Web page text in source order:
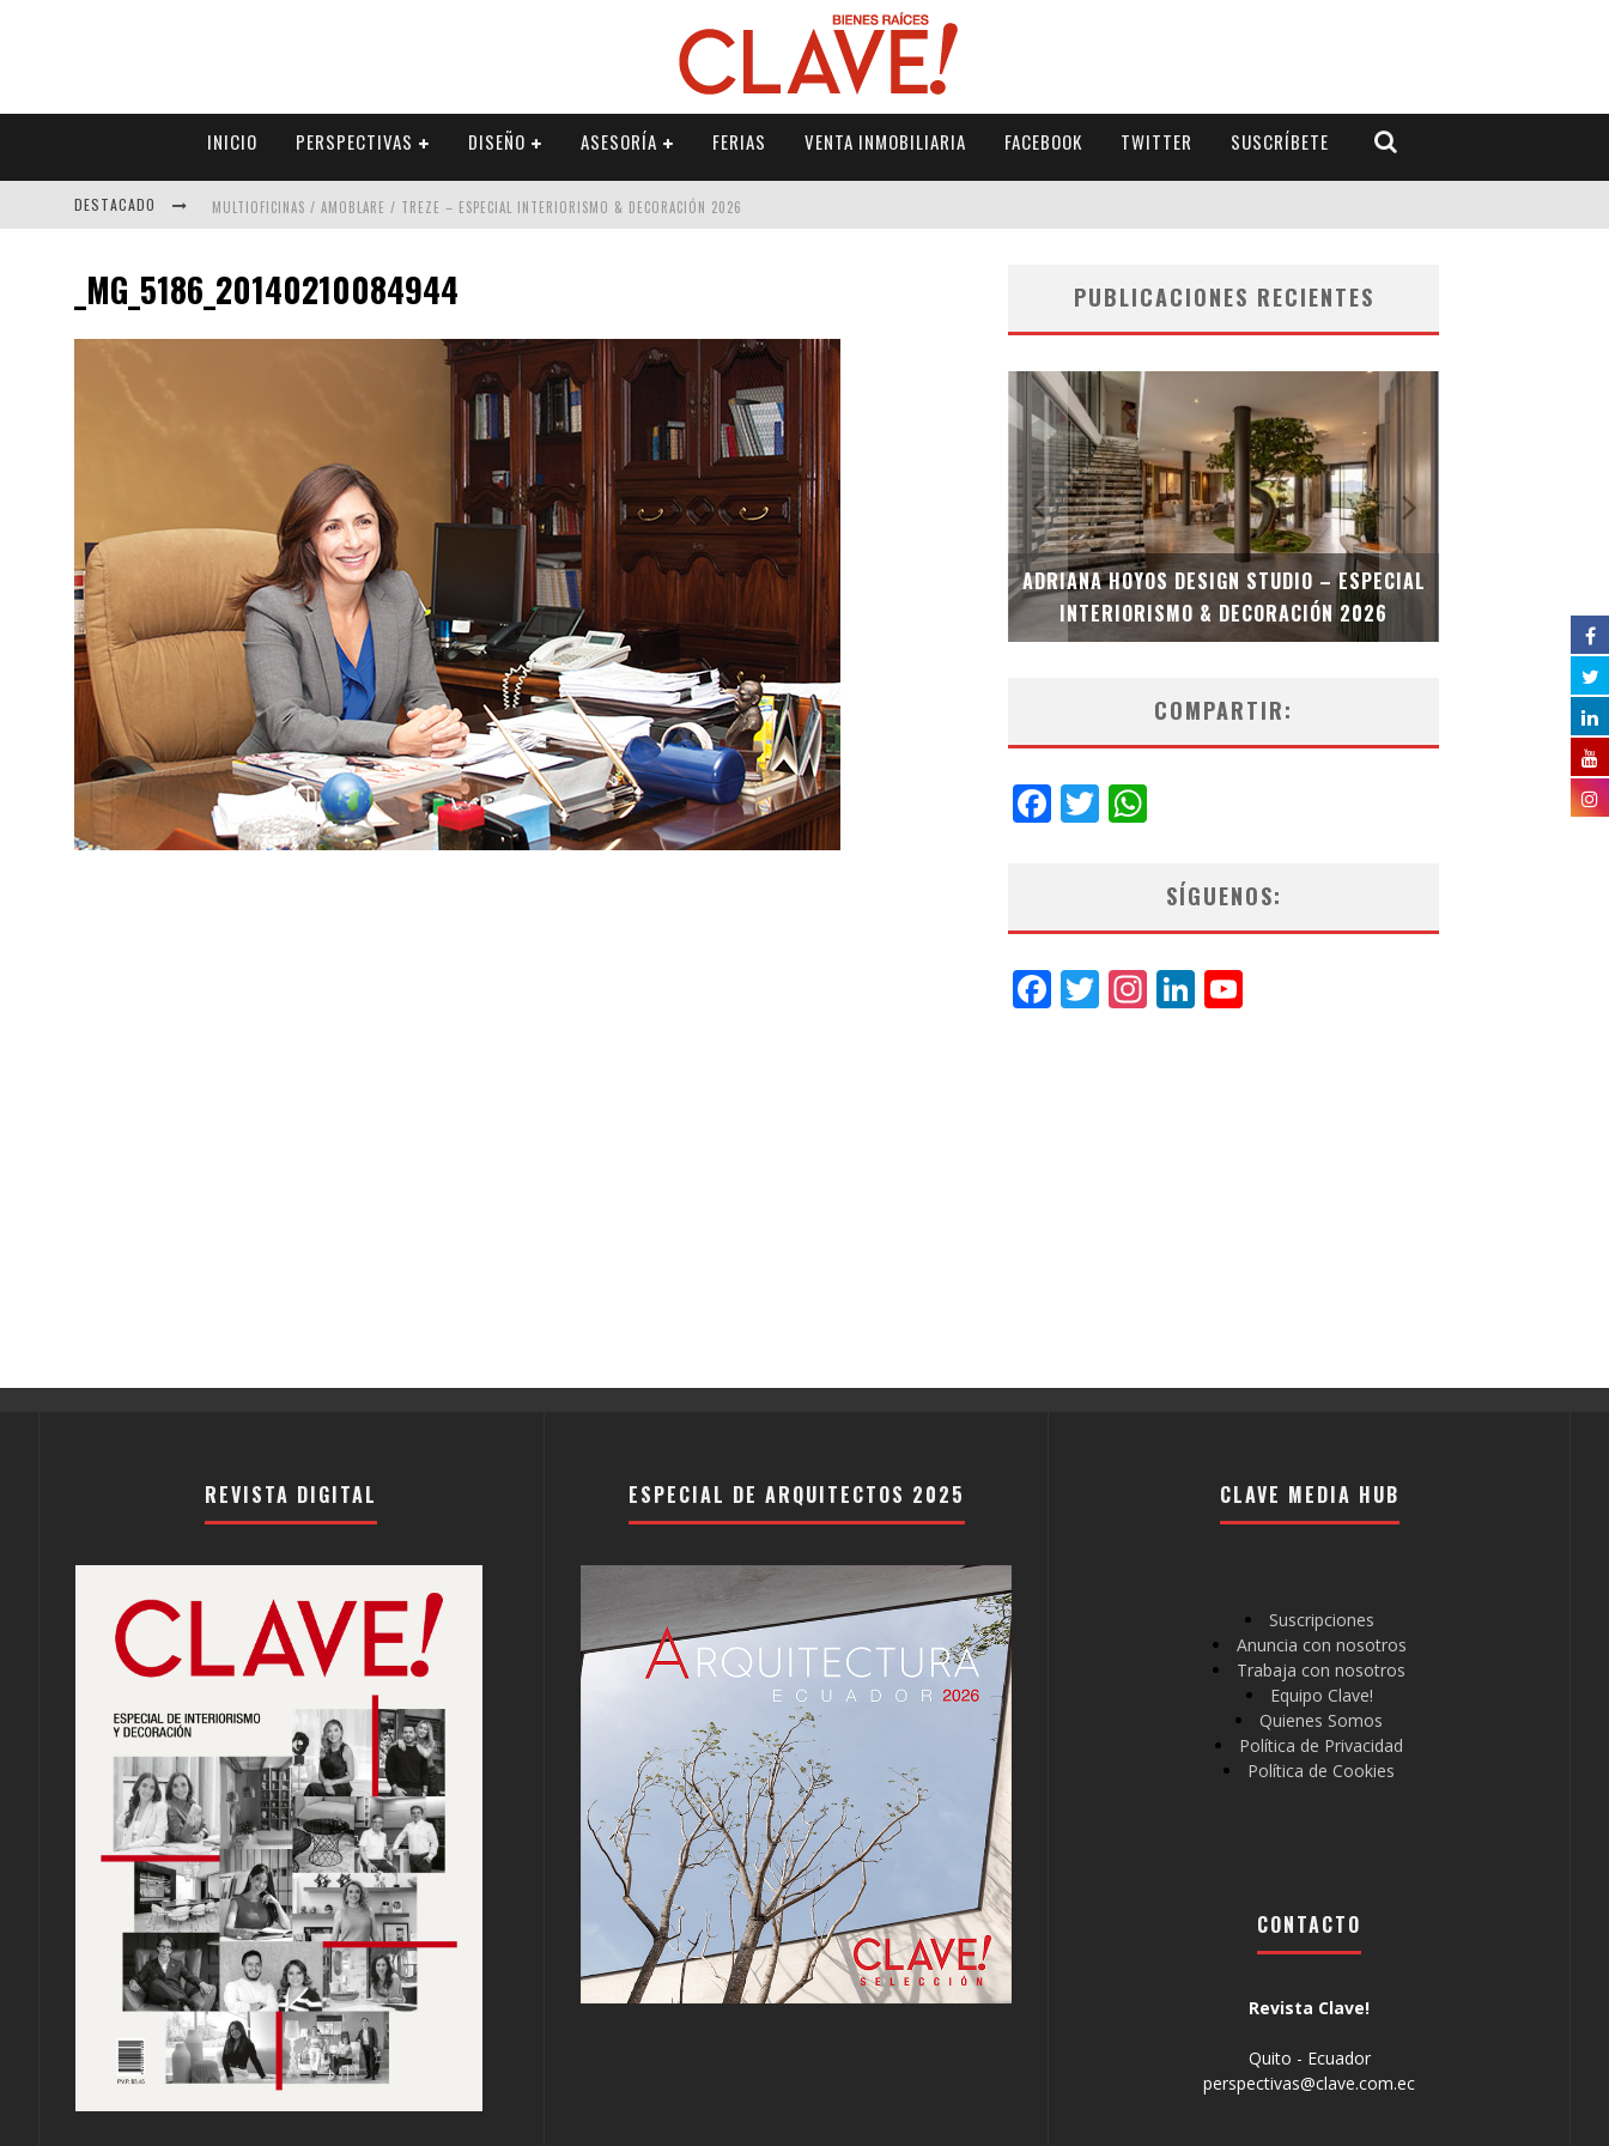
INICIO PERSPECTIVAS DISEÑO ASESORÍA FERIAS VENTA INMOBILIARIA FACEBOOK TWITTER SUSCRÍBETE
DESTACADO MULTIOFICINAS / AMOBLARE / TREZE – ESPECIAL INTERIORISMO & DECORACIÓN 2026
COLINEAL – ESPECIAL INTERIORISMO & DECORACIÓN 2026
ADRIANA HOYOS DESIGN STUDIO – ESPECIAL INTERIORISMO & DECORACIÓN 2026
_MG_5186_20140210084944 PUBLICACIONES RECIENTES
MUBB DESIGN STUDIO – ESPECIAL
INTERIORISMO & DECORACIÓN 2026
ADRIANA HOYOS DESIGN STUDIO – ESPECIAL
INTERIORISMO & DECORACIÓN 2026
COMPARTIR:
Facebook
Twitter
SÍGUENOS:
Facebook
Twitter
Instagram
LinkedIn
REVISTA DIGITAL ESPECIAL DE ARQUITECTOS 2025 CLAVE MEDIA HUB
Suscripciones
Anuncia con nosotros
Trabaja con nosotros
Equipo Clave!
Quienes Somos
Política de Privacidad
Política de Cookies
CONTACTO
Revista Clave!
Quito - Ecuador
perspectivas@clave.com.ec